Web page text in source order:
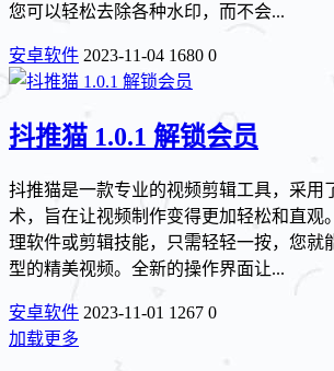
您可以轻松去除各种水印，而不会...
安卓软件 2023-11-04 1680 0
抖推猫 1.0.1 解锁会员
抖推猫是一款专业的视频剪辑工具，采用
术，旨在让视频制作变得更加轻松和直观
理软件或剪辑技能，只需轻轻一按，您就
型的精美视频。全新的操作界面让...
安卓软件 2023-11-01 1267 0
加载更多